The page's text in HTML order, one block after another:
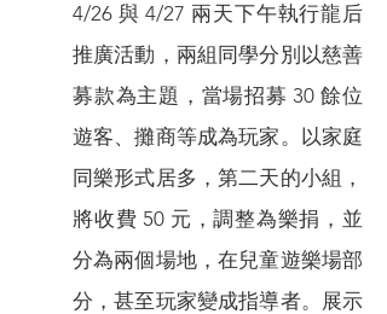
4/26 與 4/27 兩天下午執行龍后
推廣活動，兩組同學分別以慈善
募款為主題，當場招募 30 餘位
遊客、攤商等成為玩家。以家庭
同樂形式居多，第二天的小組，
將收費 50 元，調整為樂捐，並
分為兩個場地，在兒童遊樂場部
分，甚至玩家變成指導者。展示